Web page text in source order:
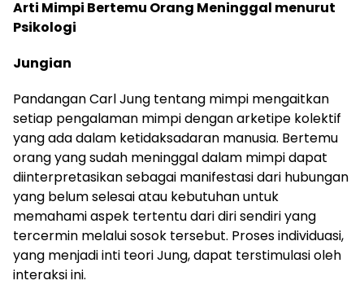
Arti Mimpi Bertemu Orang Meninggal menurut
Psikologi
Jungian
Pandangan Carl Jung tentang mimpi mengaitkan
setiap pengalaman mimpi dengan arketipe kolektif
yang ada dalam ketidaksadaran manusia. Bertemu
orang yang sudah meninggal dalam mimpi dapat
diinterpretasikan sebagai manifestasi dari hubungan
yang belum selesai atau kebutuhan untuk
memahami aspek tertentu dari diri sendiri yang
tercermin melalui sosok tersebut. Proses individuasi,
yang menjadi inti teori Jung, dapat terstimulasi oleh
interaksi ini.